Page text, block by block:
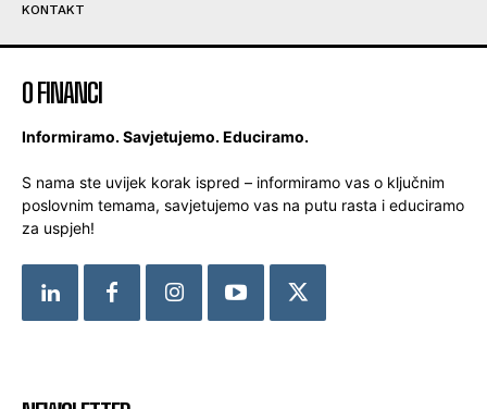
KONTAKT
O FINANCI
Informiramo. Savjetujemo. Educiramo.
S nama ste uvijek korak ispred – informiramo vas o ključnim
poslovnim temama, savjetujemo vas na putu rasta i educiramo
za uspjeh!